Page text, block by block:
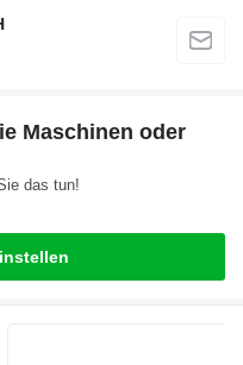
Maschinen oder
das tun!